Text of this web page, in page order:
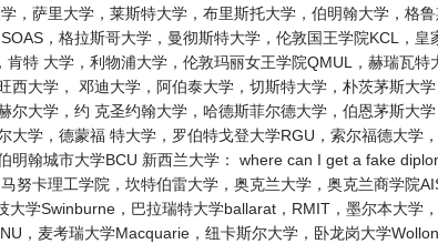
，萨里大学，莱斯特大学，布里斯托大学，伯明翰大学，格
，格拉斯哥大学，曼彻斯特大学，伦敦国王学院KCL，皇
特 大学，利物浦大学，伦敦玛丽女王学院QMUL，赫瑞瓦特
大学， 邓迪大学，阿伯泰大学，切斯特大学，朴茨茅斯大
大学，约 克圣约翰大学，哈德斯菲尔德大学，伯恩茅斯大
学，德蒙福 特大学，罗伯特戈登大学RGU，索尔福德大学
明翰城市大学BCU 新西兰大学： where can I get a fake
努卡理工学院，坎特伯雷大学，奥克兰大学，奥克兰商学院
学Swinburne，巴拉瑞特大学ballarat，RMIT，墨尔本大学
，麦考瑞大学Macquarie，纽卡斯尔大学，卧龙岗大学